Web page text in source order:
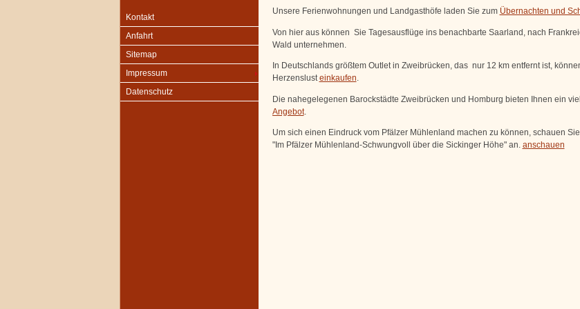
Kontakt
Anfahrt
Sitemap
Impressum
Datenschutz
Unsere Ferienwohnungen und Landgasthöfe laden Sie zum Übernachten und
Von hier aus können Sie Tagesausflüge ins benachbarte Saarland, nach
Wald unternehmen.
In Deutschlands größtem Outlet in Zweibrücken, das nur 12 km entfernt ist,
Herzenslusteinkaufen.
Die nahegelegenen Barockstädte Zweibrücken und Homburg bieten Ihnen ein
Angebot.
Um sich einen Eindruck vom Pfälzer Mühlenland machen zu können, schauen
"Im Pfälzer Mühlenland-Schwungvoll über die Sickinger Höhe" an. anschauen